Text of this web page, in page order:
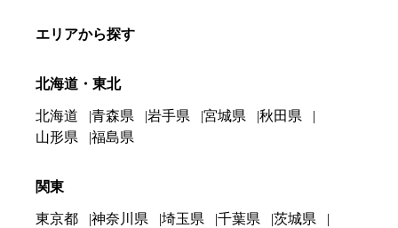
エリアから探す
北海道・東北
北海道 青森県 岩手県 宮城県
秋田県
山形県
福島県
関東
東京都 神奈川県 埼玉県 千葉県
茨城県